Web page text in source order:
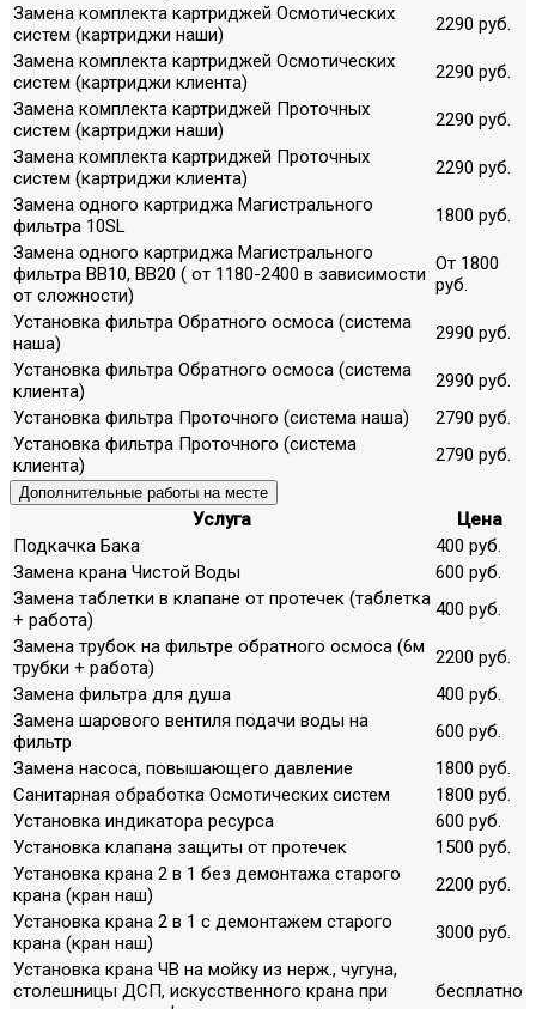
Замена комплекта картриджей Осмотических
систем (картриджи наши)
2290 руб.
Замена комплекта картриджей Осмотических
систем (картриджи клиента)
2290 руб.
Замена комплекта картриджей Проточных
систем (картриджи наши)
2290 руб.
Замена комплекта картриджей Проточных
систем (картриджи клиента)
2290 руб.
Замена одного картриджа Магистрального
фильтра 10SL
1800 руб.
Замена одного картриджа Магистрального
фильтра ВВ10, ВВ20 ( от 1180-2400 в зависимости
от сложности)
От 1800
руб.
Установка фильтра Обратного осмоса (система
наша)
2990 руб.
Установка фильтра Обратного осмоса (система
клиента)
2990 руб.
Установка фильтра Проточного (система наша)
2790 руб.
Установка фильтра Проточного (система
клиента)
2790 руб.
Дополнительные работы на месте
Услуга
Цена
Подкачка Бака
400 руб.
Замена крана Чистой Воды
600 руб.
Замена таблетки в клапане от протечек (таблетка
+ работа)
400 руб.
Замена трубок на фильтре обратного осмоса (6м
трубки + работа)
2200 руб.
Замена фильтра для душа
400 руб.
Замена шарового вентиля подачи воды на
фильтр
600 руб.
Замена насоса, повышающего давление
1800 руб.
Санитарная обработка Осмотических систем
1800 руб.
Установка индикатора ресурса
600 руб.
Установка клапана защиты от протечек
1500 руб.
Установка крана 2 в 1 без демонтажа старого
крана (кран наш)
2200 руб.
Установка крана 2 в 1 с демонтажем старого
крана (кран наш)
3000 руб.
Установка крана ЧВ на мойку из нерж., чугуна,
столешницы ДСП, искусственного крана при
бесплатно